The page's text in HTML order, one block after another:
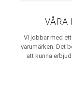
VÅRA
Vi jobbar med
varumärken. Det
att kunna